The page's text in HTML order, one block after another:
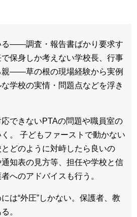
る――調査・報告書ばかり要求す
保身しか考えない学校長、行事
親――草の根の現場経験から実例
学校の実情・問題点などを浮き
できないPTAの問題や職員室の
。 子どもファーストで動かない
どのように対峙したら良いの
知表の見方等、担任や学校と信
へのアドバイスも行う。
は“外圧”しかない。保護者、教
。